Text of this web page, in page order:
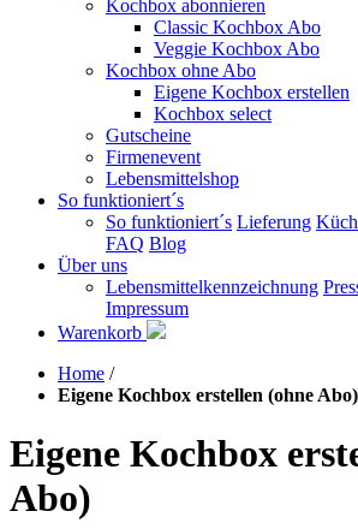
Kochbox abonnieren
Classic Kochbox Abo
Veggie Kochbox Abo
Kochbox ohne Abo
Eigene Kochbox erstellen
Kochbox select
Gutscheine
Firmenevent
Lebensmittelshop
So funktioniert´s
So funktioniert´s Lieferung
FAQ Blog
Über uns
Lebensmittelkennzeichnung
Impressum
Warenkorb
Home /
Eigene Kochbox erstellen (ohne Abo)
Eigene Kochbox
Abo)